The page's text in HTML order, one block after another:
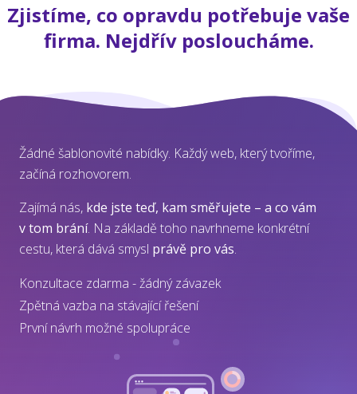
Zjistíme, co opravdu potřebuje vaše
firma. Nejdřív posloucháme.
Žádné šablonovité nabídky. Každý web, který tvoříme,
začíná rozhovorem.
Zajímá nás, kde jste teď, kam směřujete – a co vám
v tom brání. Na základě toho navrhneme konkrétní
cestu, která dává smysl právě pro vás.
Konzultace zdarma - žádný závazek
Zpětná vazba na stávající řešení
První návrh možné spolupráce